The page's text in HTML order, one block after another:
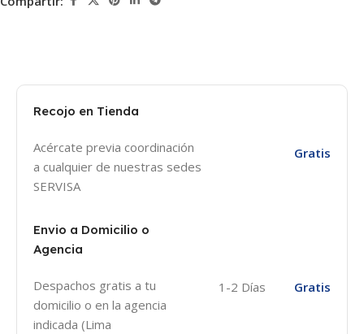
Recojo en Tienda
Acércate previa coordinación
a cualquier de nuestras sedes
SERVISA
Gratis
Envio a Domicilio o
Agencia
Despachos gratis a tu
domicilio o en la agencia
indicada (Lima
1-2 Días Gratis